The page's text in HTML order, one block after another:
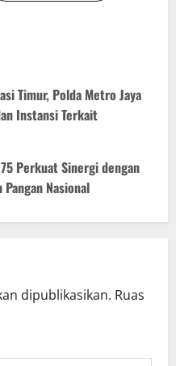
Timur, Polda Metro Jaya
Instansi Terkait
Perkuat Sinergi dengan
Nasional
dipublikasikan. Ruas